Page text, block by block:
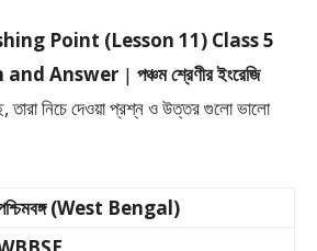
Point (Lesson 11) Class 5
and Answer | পঞ্চম শ্রেণীর ইংরেজি
তারা নিচে দেওয়া প্রশ্ন ও উত্তর গুলো ভালো
(West Bengal)